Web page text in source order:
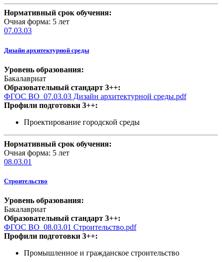
Нормативный срок обучения:
Очная форма: 5 лет
07.03.03
Дизайн архитектурной среды
Уровень образования:
Бакалавриат
Образовательный стандарт 3++:
ФГОС ВО_07.03.03 Дизайн архитектурной среды.pdf
Профили подготовки 3++:
Проектирование городской среды
Нормативный срок обучения:
Очная форма: 5 лет
08.03.01
Строительство
Уровень образования:
Бакалавриат
Образовательный стандарт 3++:
ФГОС ВО_08.03.01 Строительство.pdf
Профили подготовки 3++:
Промышленное и гражданское строительство